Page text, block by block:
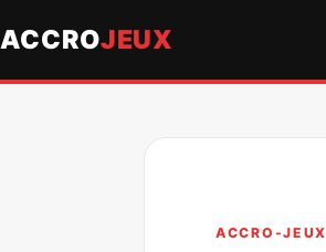
ACCROJEUX
ACCRO-JEUX